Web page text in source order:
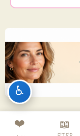
📖
סיפורים
❤️
♿